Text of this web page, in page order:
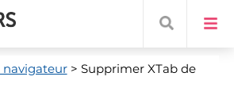
navigateur> Supprimer XTab de